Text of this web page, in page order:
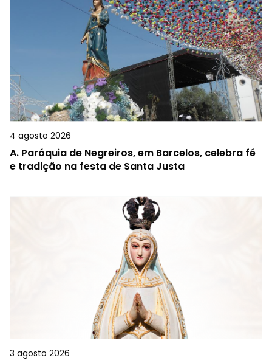
4 agosto 2026
A. Paróquia de Negreiros, em Barcelos, celebra fé
e tradição na festa de Santa Justa
3 agosto 2026